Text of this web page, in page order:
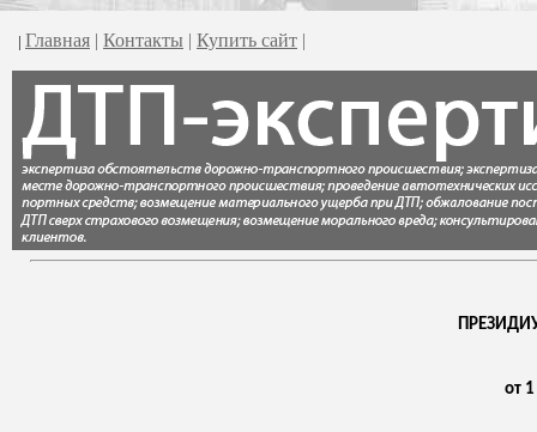
| Главная | Контакты | Купить сайт |
от